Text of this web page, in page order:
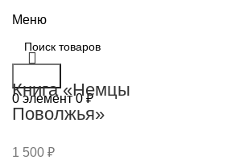
Меню
0элемент 0₽
Книга «Немцы
Поволжья»
1 500 ₽